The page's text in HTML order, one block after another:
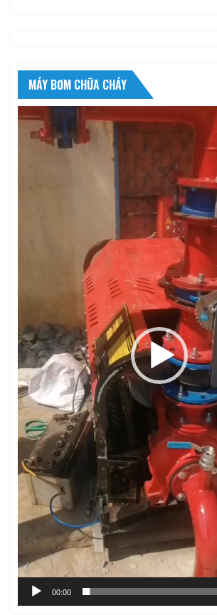
MÁY BƠM CHỮA CHÁY
Trình
chơi
00:00